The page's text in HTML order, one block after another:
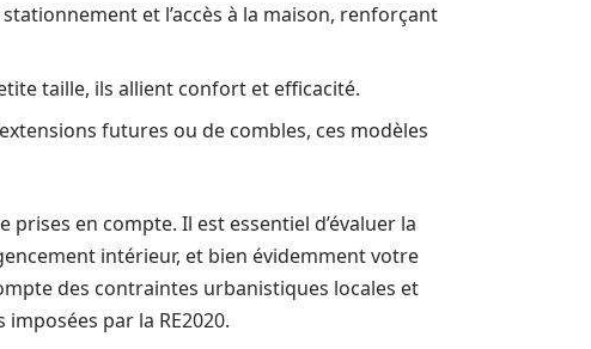
et l’accès à la maison, renforçant
taille, ils allient confort et efficacité.
futures ou de combles, ces modèles
en compte. Il est essentiel d’évaluer la
intérieur, et bien évidemment votre
des contraintes urbanistiques locales et
par la RE2020.